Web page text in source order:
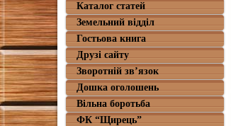
Каталог статей
Земельний відділ
Гостьова книга
Друзі сайту
Зворотній зв’язок
Дошка оголошень
Вільна боротьба
ФК “Щирець”